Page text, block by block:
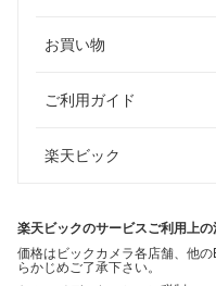
お買い物
ご利用ガイド
楽天ビック
楽天ビックのサービスご利用上の
価格はビックカメラ各店舗、他
らかじめご了承下さい。